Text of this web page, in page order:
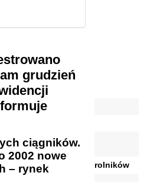
grudzień
ciągników.
2002 nowe
– rynek
rolników